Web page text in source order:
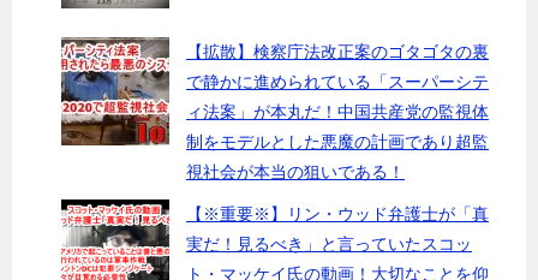
【拡散】検察庁法改正案のゴタゴタの裏
で静かに進められている「スーパーシテ
ィ法案」が本丸だ！中国共産党の監視体
制をモデルとした悪魔の計画であり超監
視社会が本当の狙いである！
【※重要※】リン・ウッド弁護士が「真
実だ！見るべき」と言っていたスコッ
ト・マッケイ氏の動画！大切なことを仰